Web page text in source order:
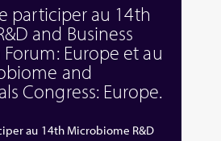
participer au 14th
and Business
Europe et au
and
Congress: Europe.
au 14th Microbiome R&D